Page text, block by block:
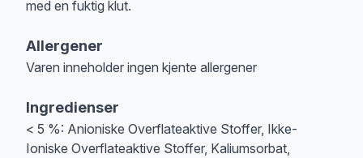
med en fuktig klut.
Allergener
Varen inneholder ingen kjente allergener
Ingredienser
< 5 %: Anioniske Overflateaktive Stoffer, Ikke-
Ioniske Overflateaktive Stoffer, Kaliumsorbat,